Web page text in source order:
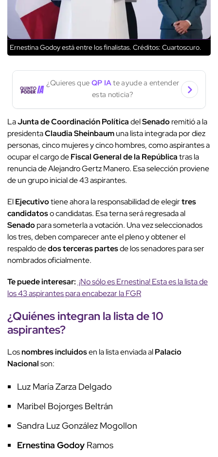
Ernestina Godoy está entre los finalistas. Créditos: Cuartoscuro.
¿Quieres que QP IAte ayude a entender
esta noticia?
LaJunta de Coordinación PolíticadelSenadoremitió a la
presidentaClaudia Sheinbaumuna lista integrada por diez
personas, cinco mujeres y cinco hombres, como aspirantes a
ocupar el cargo deFiscal General de la Repúblicatras la
renuncia de Alejandro Gertz Manero. Esa selección proviene
de un grupo inicial de 43 aspirantes.
ElEjecutivotiene ahora la responsabilidad de elegirtres
candidatoso candidatas. Esa terna será regresada al
Senadopara someterla a votación. Una vez seleccionados
los tres, deben comparecer ante el pleno y obtener el
respaldo dedos terceras partesde los senadores para ser
nombrados oficialmente.
Te puede interesar: ¡No sólo es Ernestina! Esta es la lista de
los 43 aspirantes para encabezar la FGR
¿Quiénes integran lalista de 10
aspirantes?
Losnombres incluidosen la lista enviada alPalacio
Nacionalson:
Luz María Zarza Delgado
Maribel Bojorges Beltrán
Sandra Luz González Mogollon
Ernestina Godoy Ramos